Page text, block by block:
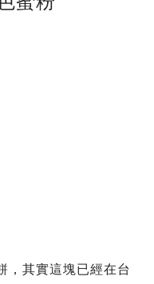
，其實這塊已經在台